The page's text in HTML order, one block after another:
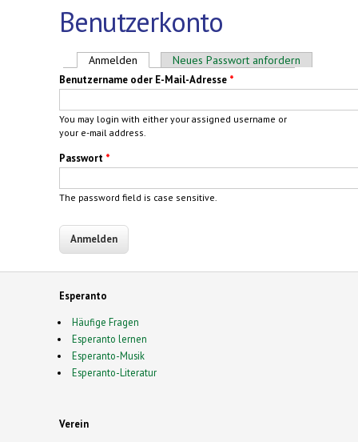
Benutzerkonto
Haupt-Reiter
Anmelden (aktiver Reiter)
Neues Passwort anfordern
Benutzername oder E-Mail-Adresse *
You may login with either your assigned username or
your e-mail address.
Passwort *
The password field is case sensitive.
Esperanto
Häufige Fragen
Esperanto lernen
Esperanto-Musik
Esperanto-Literatur
Verein